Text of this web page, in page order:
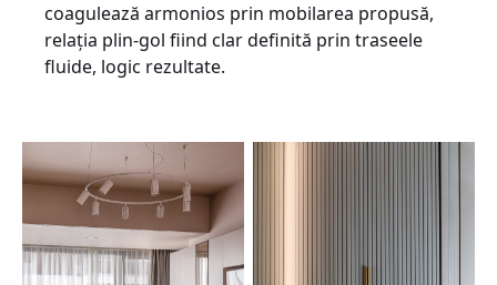
coagulează armonios prin mobilarea propusă,
relația plin-gol fiind clar definită prin traseele
fluide, logic rezultate.